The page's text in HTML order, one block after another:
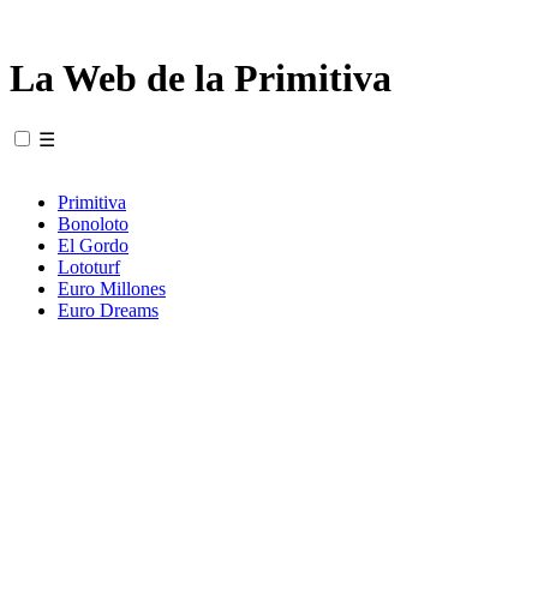
La Web de la Primitiva
☰
Primitiva
Bonoloto
El Gordo
Lototurf
Euro Millones
Euro Dreams